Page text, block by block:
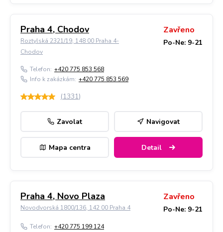
Praha 4, Chodov
Roztylská 2321/19, 148 00 Praha 4-
Chodov
Zavřeno
Po-Ne: 9-21
Telefon: +420 775 853 568
Info k zakázkám: +420 775 853 569
(1331)
Zavolat Navigovat
Mapa centra Detail
Praha 4, Novo Plaza
Novodvorská 1800/136, 142 00 Praha 4
Zavřeno
Po-Ne: 9-21
Telefon: +420 775 199 124